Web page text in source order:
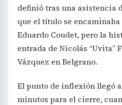
definió tras una asistencia
que el título se
Eduardo Coudet, pero la
entrada de Nicolás “Uvita”
Vázquez en Belgrano.
El punto de inflexión llegó
minutos para el cierre,